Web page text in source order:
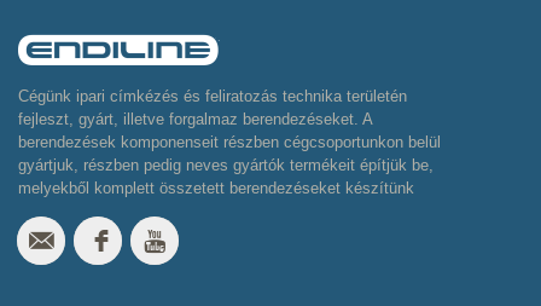
Cégünk ipari címkézés és feliratozás technika területén
fejleszt, gyárt, illetve forgalmaz berendezéseket. A
berendezések komponenseit részben cégcsoportunkon belül
gyártjuk, részben pedig neves gyártók termékeit építjük be,
melyekből komplett összetett berendezéseket készítünk